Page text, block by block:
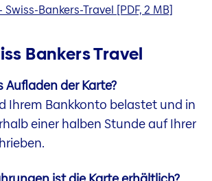
Bankers-Travel [PDF, 2 MB]
Bankers Travel
Aufladen der Karte?
Ihrem Bankkonto belastet und in
einer halben Stunde auf Ihrer